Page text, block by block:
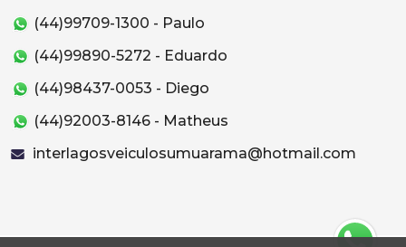
(44)99709-1300 - Paulo
(44)99890-5272 - Eduardo
(44)98437-0053 - Diego
(44)92003-8146 - Matheus
interlagosveiculosumuarama@hotmail.com